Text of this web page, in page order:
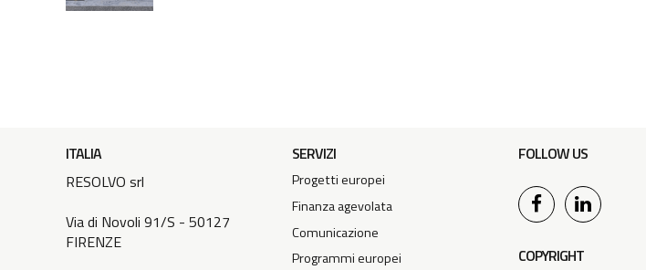
ITALIA
RESOLVO srl
Via di Novoli 91/S - 50127
FIRENZE
SERVIZI
Progetti europei
Finanza agevolata
Comunicazione
Programmi europei
FOLLOW US
COPYRIGHT